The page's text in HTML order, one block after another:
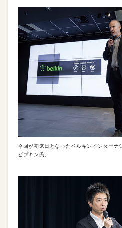
今回が初来日となったベルキンインターナ
ピプキン氏。